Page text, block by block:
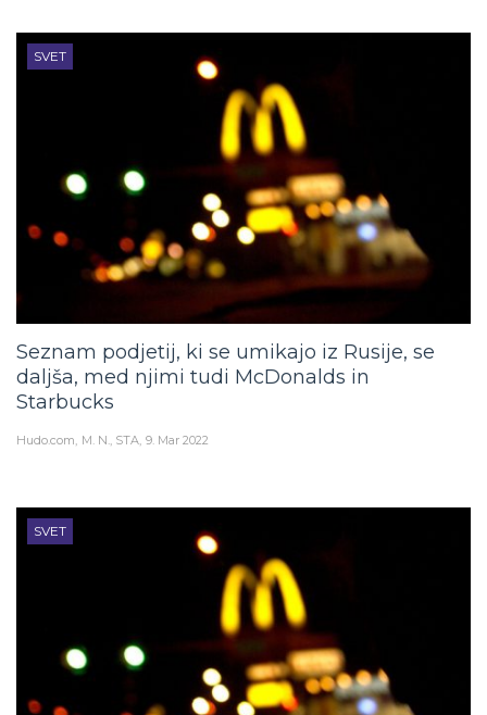
SVET
Seznam podjetij, ki se umikajo iz Rusije, se
daljša, med njimi tudi McDonalds in
Starbucks
Hudo.com M. N., STA 9. Mar 2022
SVET